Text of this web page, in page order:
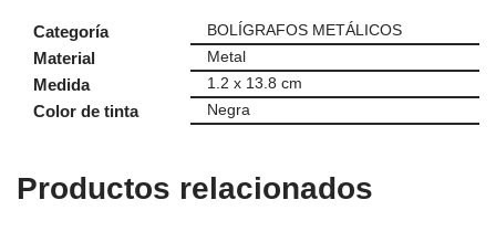
Categoría BOLÍGRAFOS METÁLICOS
Material Metal
Medida 1.2 x 13.8 cm
Color de tinta Negra
Productos relacionados